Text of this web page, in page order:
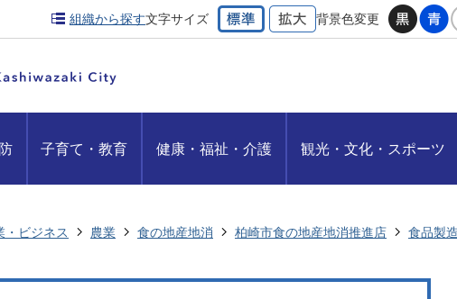
組織から探す文字サイズ 背景色変更
子育て・教育 健康・福祉・介護 観光・文化・スポーツ
・ビジネス 農業 食の地産地消 柏崎市食の地産地消推進店 食品製